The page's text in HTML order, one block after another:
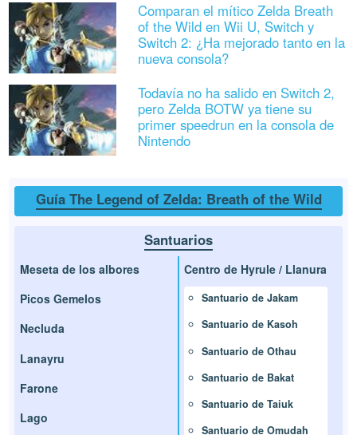
Comparan el mítico Zelda Breath
of the Wild en Wii U, Switch y
Switch 2: ¿Ha mejorado tanto en la
nueva consola?
Todavía no ha salido en Switch 2,
pero Zelda BOTW ya tiene su
primer speedrun en la consola de
Nintendo
Guía The Legend of Zelda: Breath of the Wild
Santuarios
Meseta de los albores
Picos Gemelos
Necluda
Lanayru
Farone
Lago
Centro de Hyrule / Llanura
Santuario de Jakam
Santuario de Kasoh
Santuario de Othau
Santuario de Bakat
Santuario de Taiuk
Santuario de Omudah